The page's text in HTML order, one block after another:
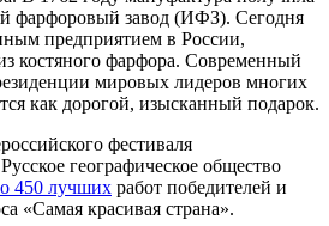
фарфоровый завод (ИФЗ). Сегодня
предприятием в России,
костяного фарфора. Современный
мировых лидеров многих
как дорогой, изысканный подарок.
фестиваля
географическое общество
450 лучших работ победителей и
«Самая красивая страна».